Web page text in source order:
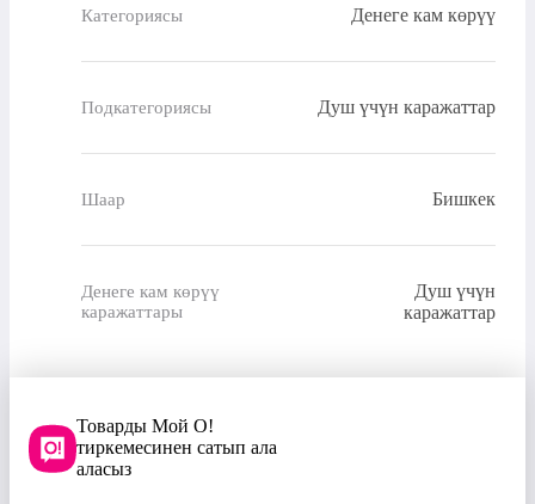
Категориясы Денеге кам көрүү
Подкатегориясы Душ үчүн каражаттар
Шаар Бишкек
Денеге кам көрүү
каражаттары
Душ үчүн
каражаттар
Товарды Мой О!
тиркемесинен сатып ала
аласыз